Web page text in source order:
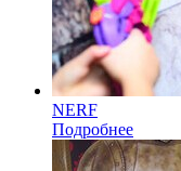
NERF
Подробнее